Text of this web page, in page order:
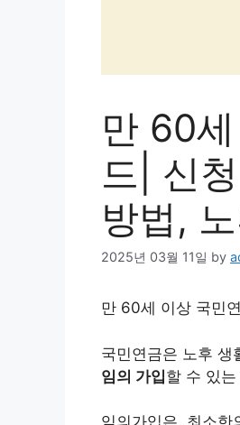
만 60
드| 신
방법,
2025년 03월 11일 by
만 60세 이상 국민
국민연금은 노후 생
임의 가입할 수 있